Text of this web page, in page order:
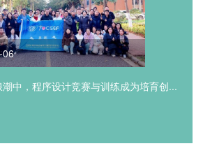
06
中，程序设计竞赛与训练成为培育创...